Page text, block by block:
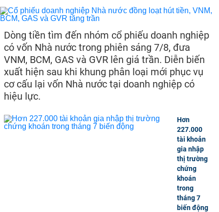
Dòng tiền tìm đến nhóm cổ phiếu doanh nghiệp
có vốn Nhà nước trong phiên sáng 7/8, đưa
VNM, BCM, GAS và GVR lên giá trần. Diễn biến
xuất hiện sau khi khung phân loại mới phục vụ
cơ cấu lại vốn Nhà nước tại doanh nghiệp có
hiệu lực.
Hơn
227.000
tài khoản
gia nhập
thị trường
chứng
khoán
trong
tháng 7
biến động